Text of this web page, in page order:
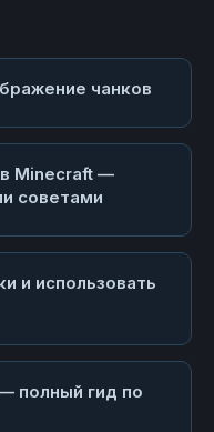
чанков
в Minecraft —
советами
и использовать
полный гид по